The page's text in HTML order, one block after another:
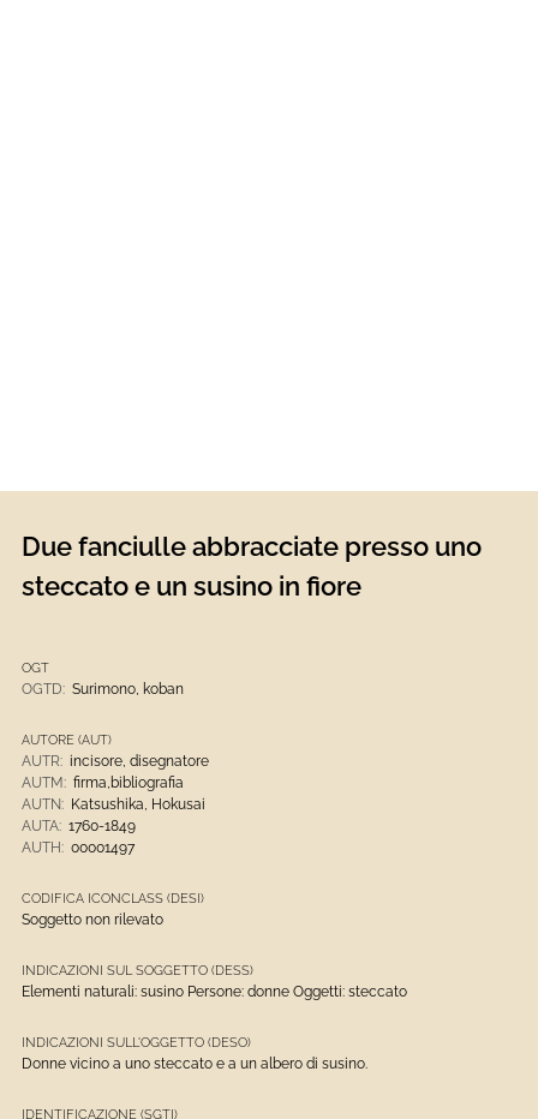
Due fanciulle abbracciate presso uno
steccato e un susino in fiore
OGT
OGTD: Surimono, koban
AUTORE (AUT)
AUTR: incisore, disegnatore
AUTM: firma,bibliografia
AUTN: Katsushika, Hokusai
AUTA: 1760-1849
AUTH: 00001497
CODIFICA ICONCLASS (DESI)
Soggetto non rilevato
INDICAZIONI SUL SOGGETTO (DESS)
Elementi naturali: susino Persone: donne Oggetti: steccato
INDICAZIONI SULL'OGGETTO (DESO)
Donne vicino a uno steccato e a un albero di susino.
IDENTIFICAZIONE (SGTI)